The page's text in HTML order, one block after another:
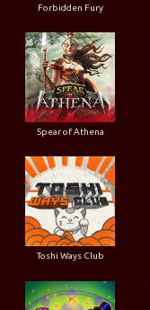
Forbidden Fury
Spear of Athena
Toshi Ways Club